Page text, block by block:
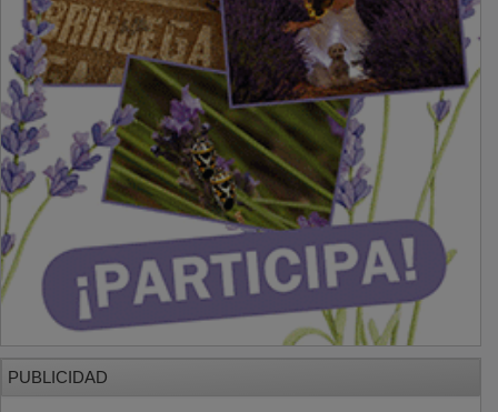
PUBLICIDAD